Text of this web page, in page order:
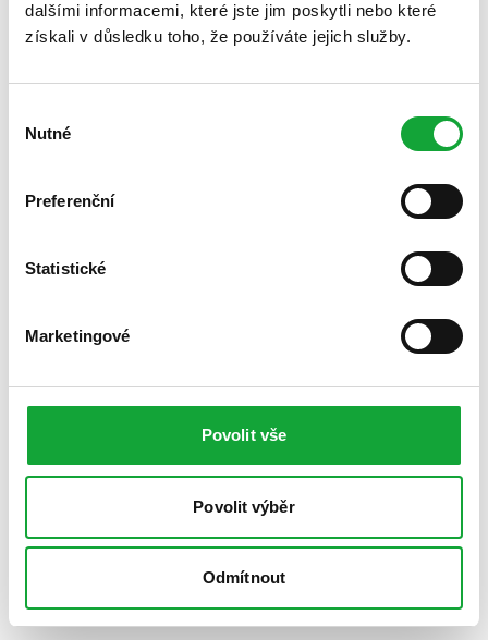
dalšími informacemi, které jste jim poskytli nebo které
získali v důsledku toho, že používáte jejich služby.
souhlasu
Nutné
Preferenční
Statistické
Marketingové
Povolit vše
Povolit výběr
Odmítnout